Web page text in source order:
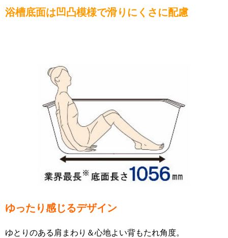
浴槽底面は凹凸模様で滑りにくさに配慮
ゆったり感じるデザイン
ゆとりのある肩まわり＆心地よい背もたれ角度。